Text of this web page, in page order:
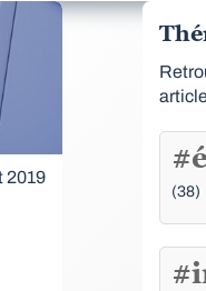
2019
(38)